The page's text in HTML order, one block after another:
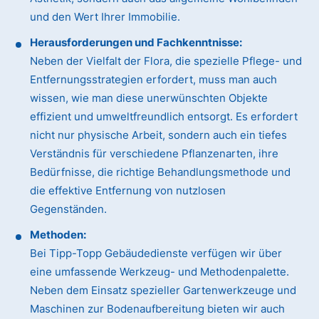
und den Wert Ihrer Immobilie.
Herausforderungen und Fachkenntnisse:
Neben der Vielfalt der Flora, die spezielle Pflege- und
Entfernungsstrategien erfordert, muss man auch
wissen, wie man diese unerwünschten Objekte
effizient und umweltfreundlich entsorgt. Es erfordert
nicht nur physische Arbeit, sondern auch ein tiefes
Verständnis für verschiedene Pflanzenarten, ihre
Bedürfnisse, die richtige Behandlungsmethode und
die effektive Entfernung von nutzlosen
Gegenständen.
Methoden:
Bei Tipp-Topp Gebäudedienste verfügen wir über
eine umfassende Werkzeug- und Methodenpalette.
Neben dem Einsatz spezieller Gartenwerkzeuge und
Maschinen zur Bodenaufbereitung bieten wir auch